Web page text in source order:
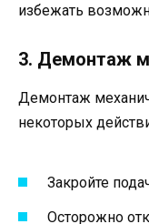
избежать
3. Демонтаж
Демонтаж
некоторых
Закройте
Осторожно